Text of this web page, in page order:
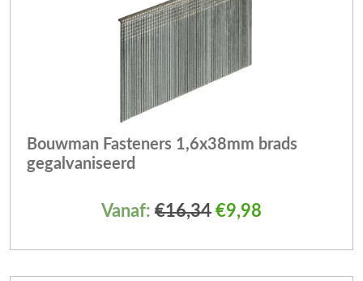
Bouwman Fasteners 1,6x38mm brads
gegalvaniseerd
Vanaf: €16,34 €9,98